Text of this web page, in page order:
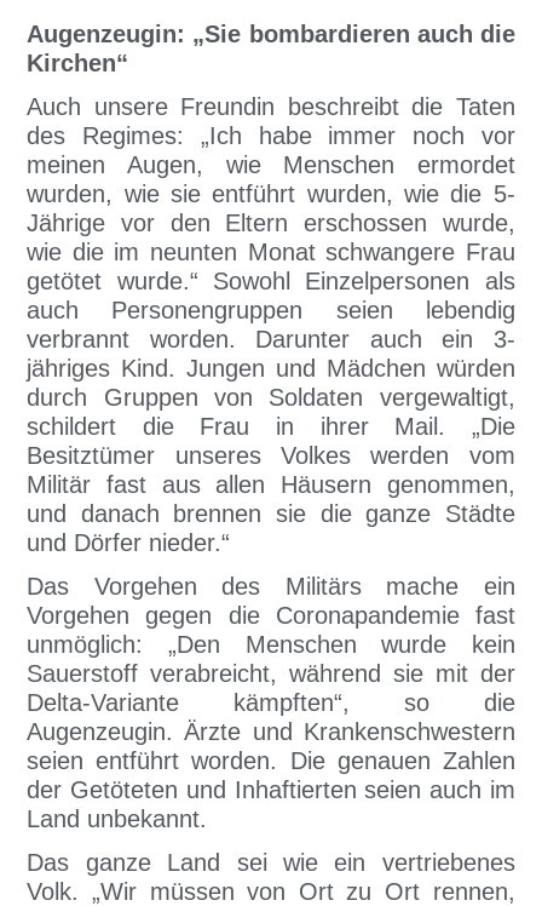
Augenzeugin: „Sie bombardieren auch die
Kirchen“
Auch unsere Freundin beschreibt die Taten
des Regimes: „Ich habe immer noch vor
meinen Augen, wie Menschen ermordet
wurden, wie sie entführt wurden, wie die 5-
Jährige vor den Eltern erschossen wurde,
wie die im neunten Monat schwangere Frau
getötet wurde.“ Sowohl Einzelpersonen als
auch Personengruppen seien lebendig
verbrannt worden. Darunter auch ein 3-
jähriges Kind. Jungen und Mädchen würden
durch Gruppen von Soldaten vergewaltigt,
schildert die Frau in ihrer Mail. „Die
Besitztümer unseres Volkes werden vom
Militär fast aus allen Häusern genommen,
und danach brennen sie die ganze Städte
und Dörfer nieder.“
Das Vorgehen des Militärs mache ein
Vorgehen gegen die Coronapandemie fast
unmöglich: „Den Menschen wurde kein
Sauerstoff verabreicht, während sie mit der
Delta-Variante kämpften“, so die
Augenzeugin. Ärzte und Krankenschwestern
seien entführt worden. Die genauen Zahlen
der Getöteten und Inhaftierten seien auch im
Land unbekannt.
Das ganze Land sei wie ein vertriebenes
Volk. „Wir müssen von Ort zu Ort rennen,